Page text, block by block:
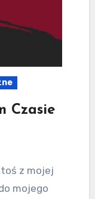
Czasie
mojego